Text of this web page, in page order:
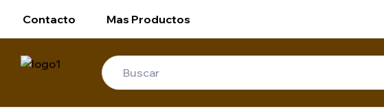
Contacto Mas Productos